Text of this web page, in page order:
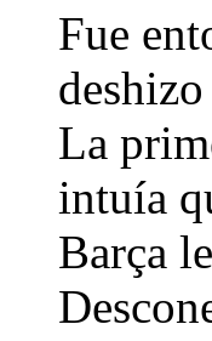
Fue
La
intuía
Barça